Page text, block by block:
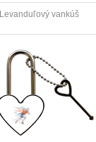
Levanduľový vankúš